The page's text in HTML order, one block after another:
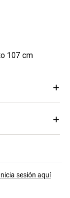
107 cm
Tela y Bambú
x 52 cm
Metal 3
Plástico Color 8 Lt